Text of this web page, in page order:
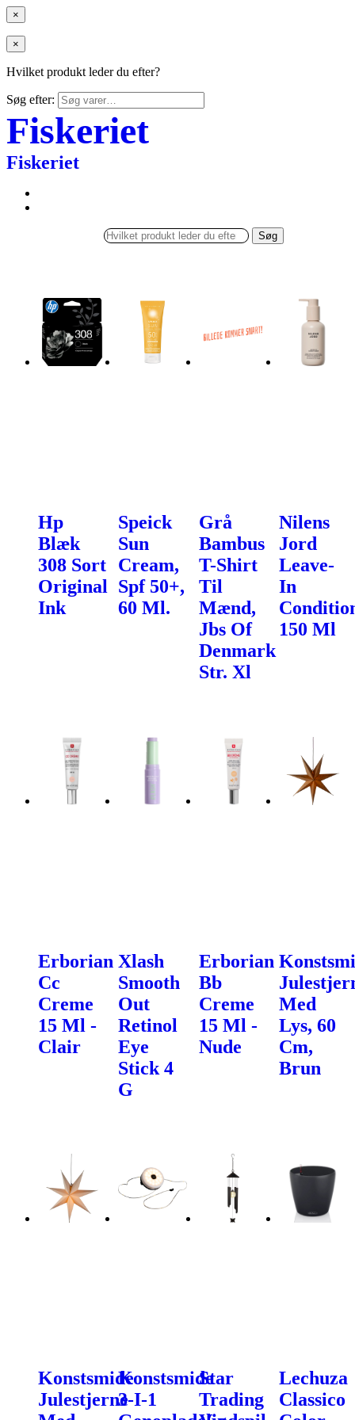
×
×
Hvilket produkt leder du efter?
Søg efter:
Fiskeriet
Fiskeriet
Søg
Hp
Blæk
308 Sort
Original
Ink
Speick
Sun
Cream,
Spf 50+,
60 Ml.
Grå
Bambus
T-Shirt
Til
Mænd,
Jbs Of
Denmark
Str. Xl
Nilens
Jord
Leave-
In
150 Ml
Erborian
Cc
Creme
15 Ml -
Clair
Xlash
Smooth
Out
Retinol
Eye
Stick 4
G
Erborian
Bb
Creme
15 Ml -
Nude
Med
Lys, 60
Cm,
Brun
Konstsmide
Julestjerne
Konstsmide
3-I-1
Star
Trading
Lechuza
Classico